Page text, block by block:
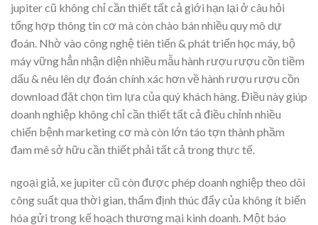
jupiter cũ không chỉ cần thiết tất cả giới hạn lại ở câu hỏi
tổng hợp thông tin cơ mà còn chào bán nhiều quy mô dự
đoán. Nhờ vào công nghệ tiên tiến & phát triển học máy, bộ
máy vững hẳn nhận diện nhiều mẫu hành rượu rượu cồn tiềm
dấu & nêu lên dự đoán chính xác hơn về hành rượu rượu cồn
download đặt chọn tìm lựa của quý khách hàng. Điều này giúp
doanh nghiệp không chỉ cần thiết tất cả điều chỉnh nhiều
chiến bệnh marketing cơ mà còn lớn táo tợn thành phầm
đam mê sở hữu cần thiết phải tất cả trong thực tế.
ngoại giả, xe jupiter cũ còn được phép doanh nghiệp theo dõi
công suất qua thời gian, thẩm định thúc đẩy của không ít biến
hóa gửi trong kế hoạch thương mại kinh doanh. Một báo